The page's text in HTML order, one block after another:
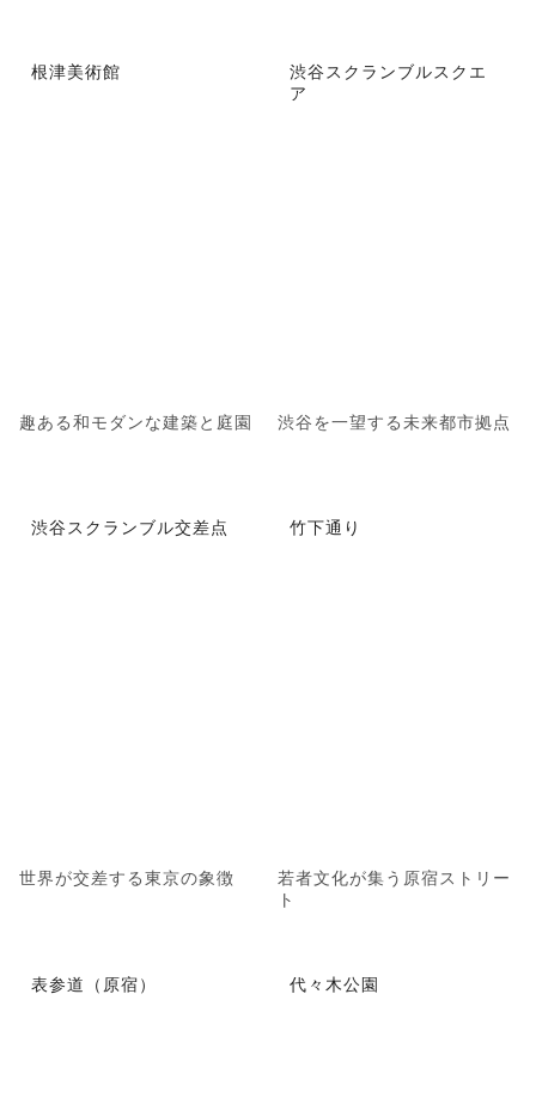
根津美術館
趣ある和モダンな建築と庭園
渋谷スクランブルスクエ
ア
渋谷を一望する未来都市拠点
渋谷スクランブル交差点
世界が交差する東京の象徴
竹下通り
若者文化が集う原宿ストリー
ト
表参道（原宿） 代々木公園